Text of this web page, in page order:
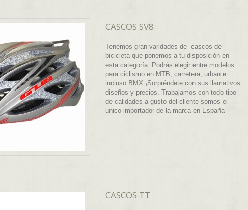
CASCOS SV8
Tenemos gran varidades de cascos de
bicicleta que ponemos a tu disposición en
esta categoría. Podrás elegir entre modelos
para ciclismo en MTB, carretera, urban e
incluso BMX ¡Sorpréndete con sus llamativos
diseños y precios. Trabajamos con todo tipo
de calidades a gusto del cliente somos el
unico importador de la marca en España
CASCOS TT